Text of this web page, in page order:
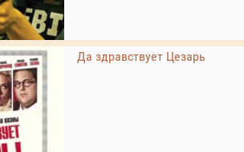
Да здравствует Цезарь